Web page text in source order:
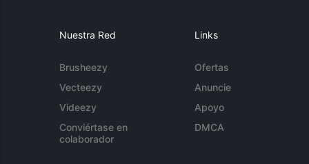
Nuestra Red
Brusheezy
Vecteezy
Videezy
Conviértase en
colaborador
Links
Ofertas
Anuncie
Apoyo
DMCA